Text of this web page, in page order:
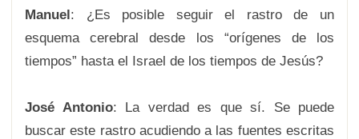
Manuel: ¿Es posible seguir el rastro de un
esquema cerebral desde los “orígenes de los
tiempos” hasta el Israel de los tiempos de Jesús?
José Antonio: La verdad es que sí. Se puede
buscar este rastro acudiendo a las fuentes escritas